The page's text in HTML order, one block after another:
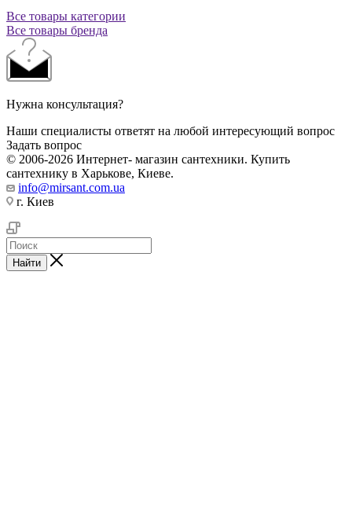
Все товары категории
Все товары бренда
Нужна консультация?
Наши специалисты ответят на любой интересующий вопрос
Задать вопрос
© 2006-2026 Интернет- магазин сантехники. Купить
сантехнику в Харькове, Киеве.
info@mirsant.com.ua
г. Киев
Найти